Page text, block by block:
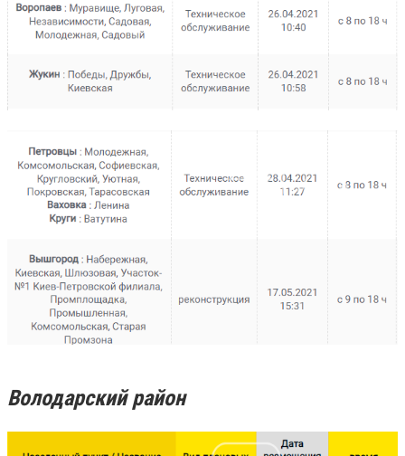
Володарский район